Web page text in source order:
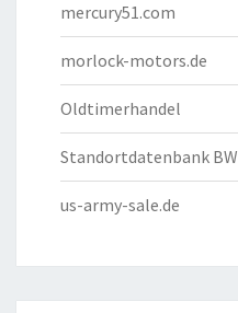
mercury51.com
morlock-motors.de
Oldtimerhandel
Standortdatenbank BW
us-army-sale.de